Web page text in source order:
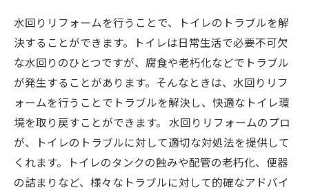
水回りリフォームを行うことで、トイレのトラブルを解
決することができます。トイレは日常生活で必要不可欠
な水回りのひとつですが、腐食や老朽化などでトラブル
が発生することがあります。そんなときは、水回りリフ
ォームを行うことでトラブルを解決し、快適なトイレ環
境を取り戻すことができます。 水回りリフォームのプロ
が、トイレのトラブルに対して適切な対処法を提供して
くれます。トイレのタンクの蝕みや配管の老朽化、便器
の詰まりなど、様々なトラブルに対して的確なアドバイ